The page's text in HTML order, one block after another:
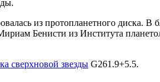
из протопланетного диска. В
Бенисти из Института
сверхновой звезды G261.9+5.5.